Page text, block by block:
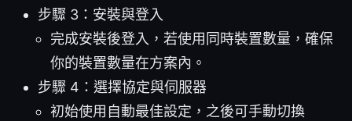
步驟 3：安裝與登入
完成安裝後登入，若使用同時裝置數量，確保
你的裝置數量在方案內。
步驟 4：選擇協定與伺服器
初始使用自動最佳設定，之後可手動切換